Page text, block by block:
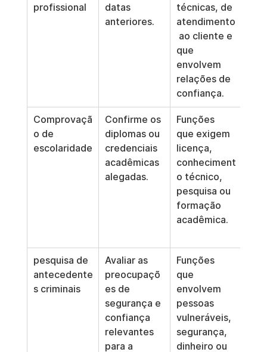
profissional
datas
anteriores.
técnicas, de
atendimento
ao cliente e
que
envolvem
relações de
confiança.
Comprovaçã
o de
escolaridade
Confirme os
diplomas ou
credenciais
acadêmicas
alegadas.
Funções
que exigem
licença,
conheciment
o técnico,
pesquisa ou
formação
acadêmica.
pesquisa de
antecedente
s criminais
Avaliar as
preocupaçõ
es de
segurança e
confiança
relevantes
para a
Funções
que
envolvem
pessoas
vulneráveis,
segurança,
dinheiro ou